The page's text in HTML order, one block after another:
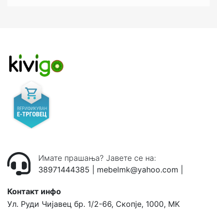
Имате прашања? Јавете се на:
38971444385
mebelmk@yahoo.com
Контакт инфо
Ул. Руди Чијавец бр. 1/2-66, Скопје, 1000, MK